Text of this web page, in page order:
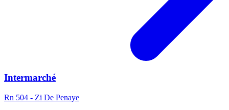
Intermarché
Rn 504 - Zi De Penaye